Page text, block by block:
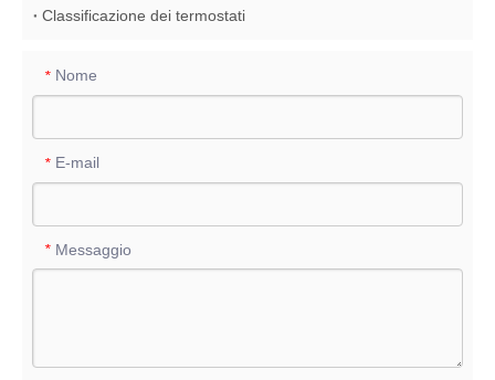
Classificazione dei termostati
* Nome
* E-mail
* Messaggio